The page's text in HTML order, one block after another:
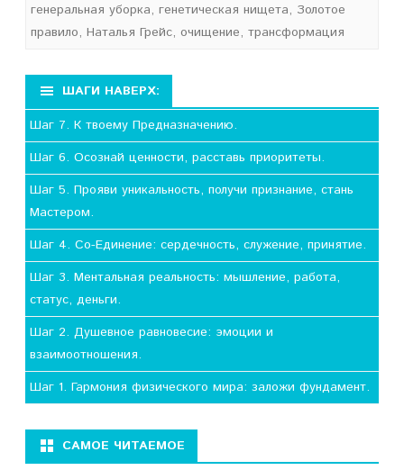
генеральная уборка, генетическая нищета, Золотое
правило, Наталья Грейс, очищение, трансформация
ШАГИ НАВЕРХ:
Шаг 7. К твоему Предназначению.
Шаг 6. Осознай ценности, расставь приоритеты.
Шаг 5. Прояви уникальность, получи признание, стань
Мастером.
Шаг 4. Со-Единение: сердечность, служение, принятие.
Шаг 3. Ментальная реальность: мышление, работа,
статус, деньги.
Шаг 2. Душевное равновесие: эмоции и
взаимоотношения.
Шаг 1. Гармония физического мира: заложи фундамент.
САМОЕ ЧИТАЕМОЕ